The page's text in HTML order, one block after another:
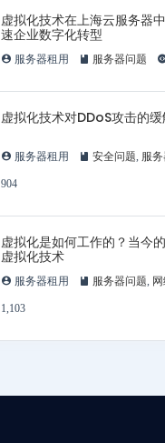
虚拟化技术在上海云服务器
速企业数字化转型
服务器租用 服务器问题
虚拟化技术对DDoS攻击的
服务器租用 安全问题, 服
904
虚拟化是如何工作的？当今
虚拟化技术
服务器租用 服务器问题,
1,103